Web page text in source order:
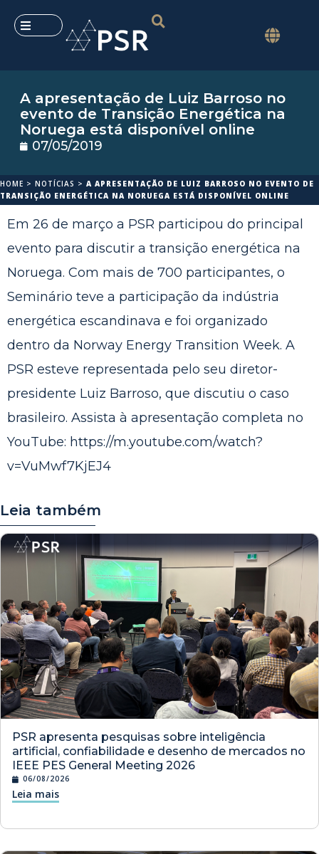
A apresentação de Luiz Barroso no
evento de Transição Energética na
Noruega está disponível online
07/05/2019
HOME > NOTÍCIAS > A APRESENTAÇÃO DE LUIZ BARROSO NO EVENTO DE
TRANSIÇÃO ENERGÉTICA NA NORUEGA ESTÁ DISPONÍVEL ONLINE
Em 26 de março a PSR participou do principal
evento para discutir a transição energética na
Noruega. Com mais de 700 participantes, o
Seminário teve a participação da indústria
energética escandinava e foi organizado
dentro da Norway Energy Transition Week. A
PSR esteve representada pelo seu diretor-
presidente Luiz Barroso, que discutiu o caso
brasileiro. Assista à apresentação completa no
YouTube: https://m.youtube.com/watch?
v=VuMwf7KjEJ4
Leia também
PSR apresenta pesquisas sobre inteligência
artificial, confiabilidade e desenho de mercados no
IEEE PES General Meeting 2026
06/08/2026
Leia mais